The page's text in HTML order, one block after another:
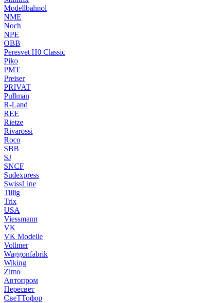
Modellbahnol
NME
Noch
NPE
OBB
Peresvet H0 Classic
Piko
PMT
Preiser
PRIVAT
Pullman
R-Land
REE
Rietze
Rivarossi
Roco
SBB
SJ
SNCF
Sudexpress
SwissLine
Tillig
Trix
USA
Viessmann
VK
VK Modelle
Vollmer
Waggonfabrik
Wiking
Zimo
Автопром
Пересвет
СвеТТофор